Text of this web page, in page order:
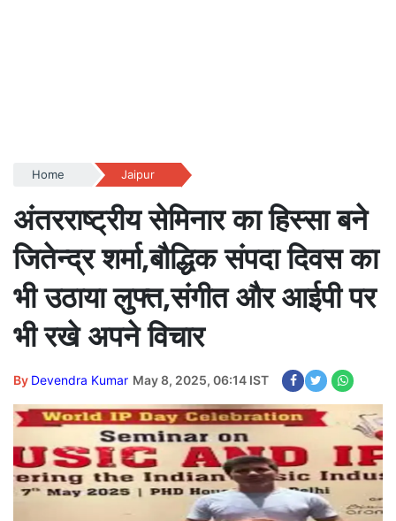
Home Jaipur
अंतरराष्ट्रीय सेमिनार का हिस्सा बने
जितेन्द्र शर्मा,बौद्धिक संपदा दिवस का
भी उठाया लुफ्त,संगीत और आईपी पर
भी रखे अपने विचार
By Devendra Kumar May 8, 2025, 06:14 IST